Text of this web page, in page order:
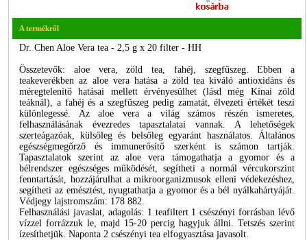
A termékről
Dr. Chen Aloe Vera tea - 2,5 g x 20 filter - HH
Összetevők: aloe vera, zöld tea, fahéj, szegfűszeg. Ebben a
teakeverékben az aloe vera hatása a zöld tea kiváló antioxidáns és
méregtelenítő hatásai mellett érvényesülhet (lásd még Kínai zöld
teáknál), a fahéj és a szegfűszeg pedig zamatát, élvezeti értékét teszi
különlegessé. Az aloe vera a világ számos részén ismeretes,
felhasználásának évezredes tapasztalatai vannak. A lehetőségek
szerteágazóak, külsőleg és belsőleg egyaránt használatos. Általános
egészségmegőrző és immunerősítő szerként is számon tartják.
Tapasztalatok szerint az aloe vera támogathatja a gyomor és a
bélrendszer egészséges működését, segítheti a normál vércukorszint
fenntartását, hozzájárulhat a mikroorganizmusok elleni védekezéshez,
segítheti az emésztést, nyugtathatja a gyomor és a bél nyálkahártyáját.
Védjegy lajstromszám: 178 882.
Felhasználási javaslat, adagolás: 1 teafiltert 1 csészényi forrásban lévő
vízzel forrázzuk le, majd 15-20 percig hagyjuk állni. Tetszés szerint
ízesíthetjük. Naponta 2 csészényi tea elfogyasztása javasolt.